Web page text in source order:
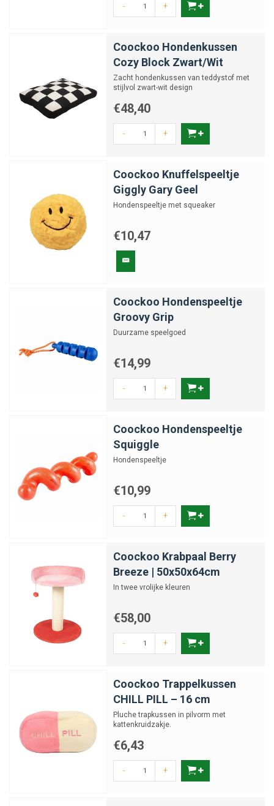
- +
Coockoo Hondenkussen
Cozy Block Zwart/Wit
Zacht hondenkussen van teddystof met
stijlvol zwart-wit design
€48,40
- +
Coockoo Knuffelspeeltje
Giggly Gary Geel
Hondenspeeltje met squeaker
€10,47
Coockoo Hondenspeeltje
Groovy Grip
Duurzame speelgoed
€14,99
- +
Coockoo Hondenspeeltje
Squiggle
Hondenspeeltje
€10,99
- +
Coockoo Krabpaal Berry
Breeze | 50x50x64cm
In twee vrolijke kleuren
€58,00
- +
Coockoo Trappelkussen
CHILL PILL – 16 cm
Pluche trapkussen in pilvorm met
kattenkruidzakje.
€6,43
- +